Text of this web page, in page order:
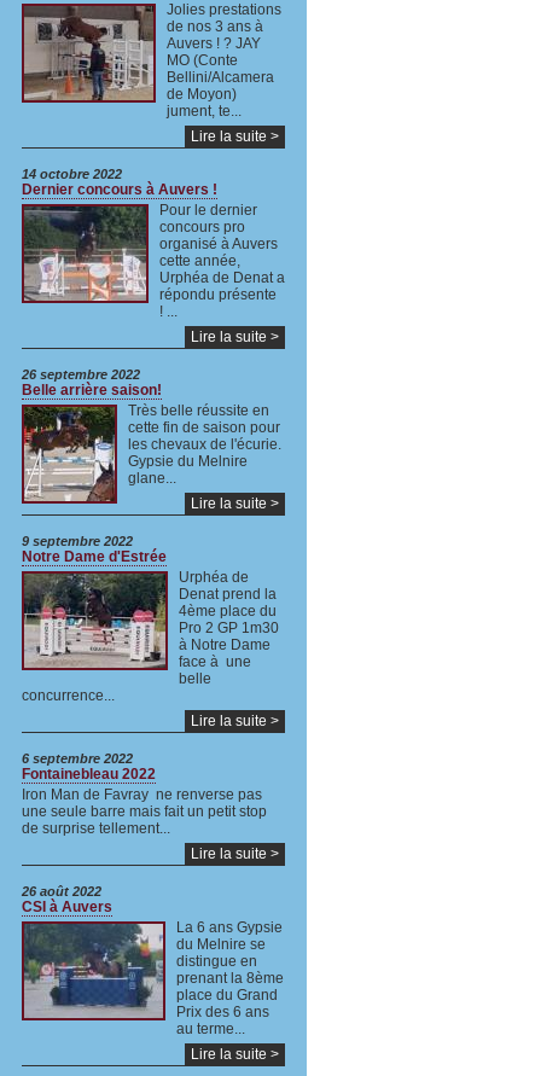
Jolies prestations
de nos 3 ans à
Auvers ! ? JAY
MO (Conte
Bellini/Alcamera
de Moyon)
jument, te...
Lire la suite >
14 octobre 2022
Dernier concours à Auvers !
Pour le dernier
concours pro
organisé à Auvers
cette année,
Urphéa de Denat a
répondu présente
! ...
Lire la suite >
26 septembre 2022
Belle arrière saison!
Très belle réussite en
cette fin de saison pour
les chevaux de l'écurie.
Gypsie du Melnire
glane...
Lire la suite >
9 septembre 2022
Notre Dame d'Estrée
Urphéa de
Denat prend la
4ème place du
Pro 2 GP 1m30
à Notre Dame
face à une
belle
concurrence...
Lire la suite >
6 septembre 2022
Fontainebleau 2022
Iron Man de Favray ne renverse pas
une seule barre mais fait un petit stop
de surprise tellement...
Lire la suite >
26 août 2022
CSI à Auvers
La 6 ans Gypsie
du Melnire se
distingue en
prenant la 8ème
place du Grand
Prix des 6 ans
au terme...
Lire la suite >